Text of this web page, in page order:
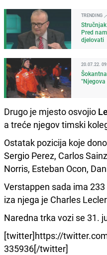
TRENDING
Pred
djelovati
20.07.22.
Drugo je mjesto osvojio
a treće njegov timski
Ostatak pozicija koje
Sergio Perez, Carlos
Norris, Esteban Ocon,
Verstappen sada ima
iza njega je Charles
Naredna trka vozi se 31.
[twitter]https://
335936[/twitter]